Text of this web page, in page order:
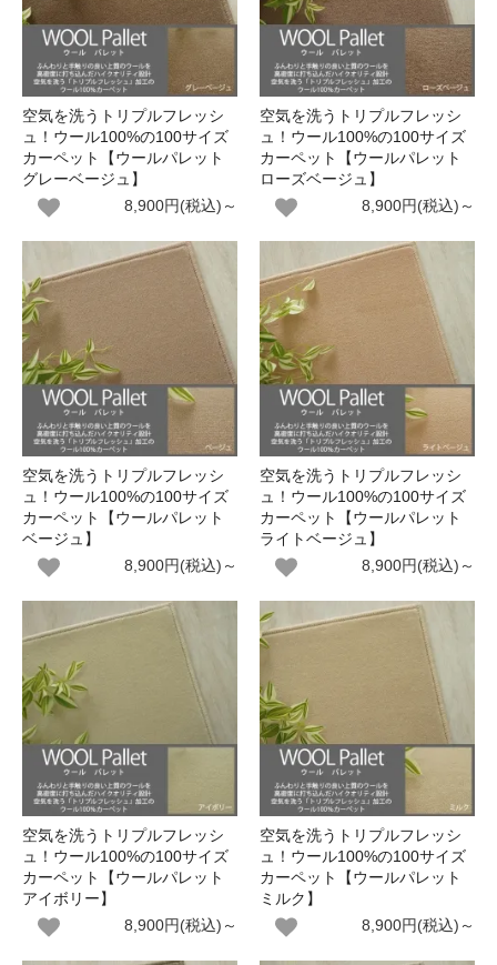
空気を洗うトリプルフレッシ
ュ！ウール100%の100サイズ
カーペット【ウールパレット
グレーベージュ】
8,900円(税込)～
空気を洗うトリプルフレッシ
ュ！ウール100%の100サイズ
カーペット【ウールパレット
ローズベージュ】
8,900円(税込)～
空気を洗うトリプルフレッシ
ュ！ウール100%の100サイズ
カーペット【ウールパレット
ベージュ】
8,900円(税込)～
空気を洗うトリプルフレッシ
ュ！ウール100%の100サイズ
カーペット【ウールパレット
ライトベージュ】
8,900円(税込)～
空気を洗うトリプルフレッシ
ュ！ウール100%の100サイズ
カーペット【ウールパレット
アイボリー】
8,900円(税込)～
空気を洗うトリプルフレッシ
ュ！ウール100%の100サイズ
カーペット【ウールパレット
ミルク】
8,900円(税込)～